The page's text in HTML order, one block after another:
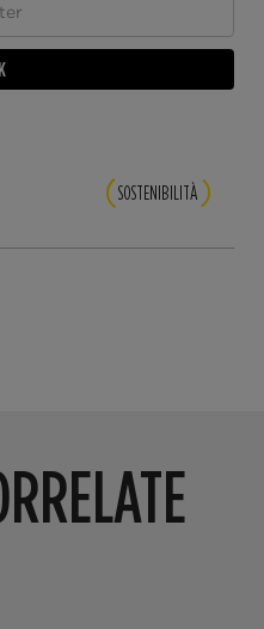
SOSTENIBILITÀ